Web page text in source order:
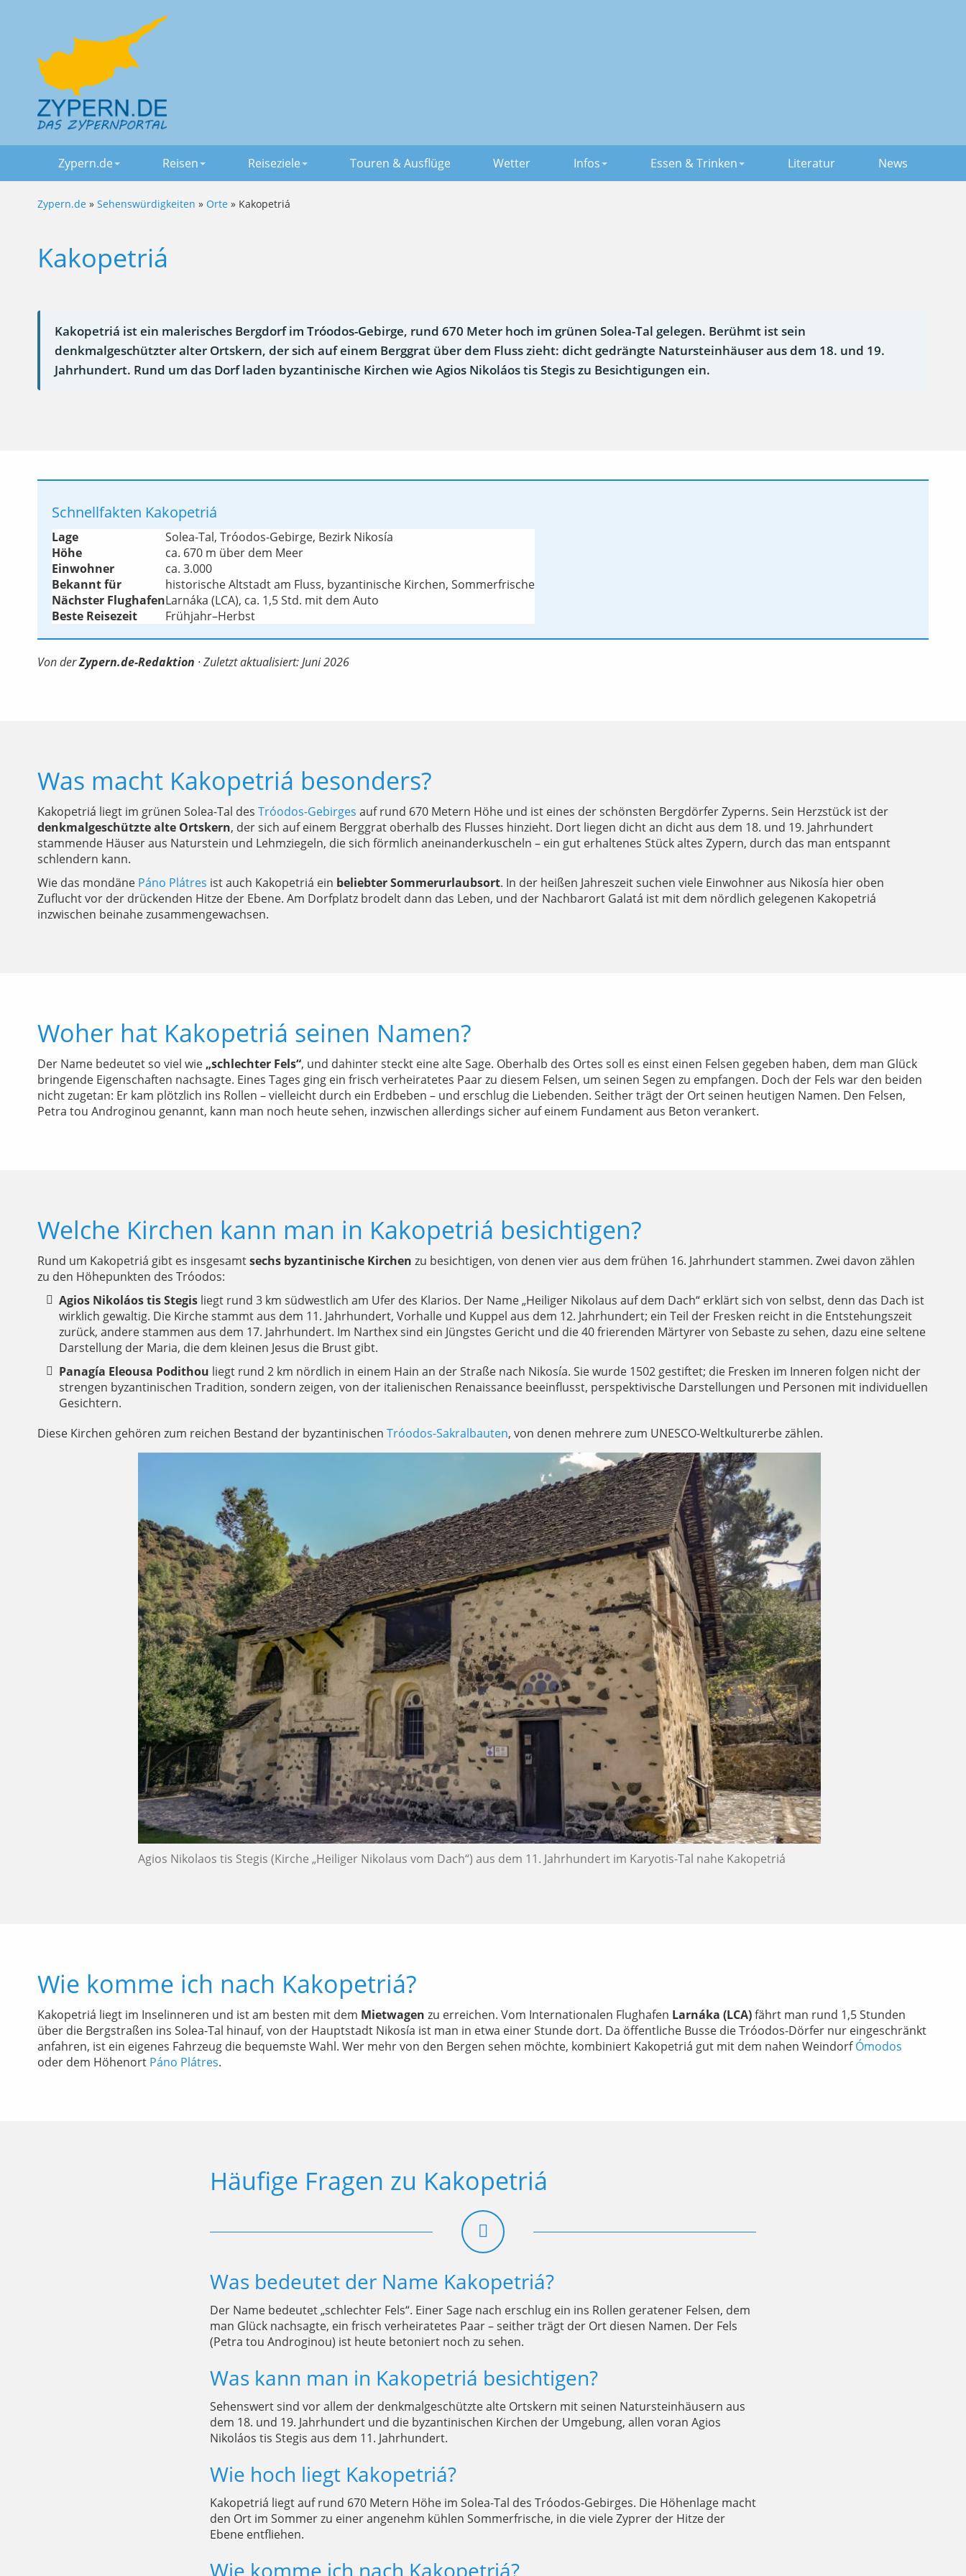
Zypern.de Reisen Reiseziele Touren & Ausflüge Wetter Infos Essen & Trinken Literatur News
Zypern.de » Sehenswürdigkeiten » Orte » Kakopetriá
Kakopetriá
Kakopetriá ist ein malerisches Bergdorf im Tróodos-Gebirge, rund 670 Meter hoch im grünen Solea-Tal gelegen. Berühmt ist sein
denkmalgeschützter alter Ortskern, der sich auf einem Berggrat über dem Fluss zieht: dicht gedrängte Natursteinhäuser aus dem 18. und 19.
Jahrhundert. Rund um das Dorf laden byzantinische Kirchen wie Agios Nikoláos tis Stegis zu Besichtigungen ein.
Schnellfakten Kakopetriá
Lage
Solea-Tal, Tróodos-Gebirge, Bezirk Nikosía
Höhe
ca. 670 m über dem Meer
Einwohner
ca. 3.000
Bekannt für
historische Altstadt am Fluss, byzantinische Kirchen, Sommerfrische
Nächster FlughafenLarnáka (LCA), ca. 1,5 Std. mit dem Auto
Beste Reisezeit
Frühjahr–Herbst
Von derZypern.de-Redaktion · Zuletzt aktualisiert: Juni 2026
Was macht Kakopetriá besonders?
Kakopetriá liegt im grünen Solea-Tal des Tróodos-Gebirges auf rund 670 Metern Höhe und ist eines der schönsten Bergdörfer Zyperns. Sein Herzstück ist der
denkmalgeschützte alte Ortskern, der sich auf einem Berggrat oberhalb des Flusses hinzieht. Dort liegen dicht an dicht aus dem 18. und 19. Jahrhundert
stammende Häuser aus Naturstein und Lehmziegeln, die sich förmlich aneinanderkuscheln – ein gut erhaltenes Stück altes Zypern, durch das man entspannt
schlendern kann.
Wie das mondäne Páno Plátres ist auch Kakopetriá ein beliebter Sommerurlaubsort. In der heißen Jahreszeit suchen viele Einwohner aus Nikosía hier oben
Zuflucht vor der drückenden Hitze der Ebene. Am Dorfplatz brodelt dann das Leben, und der Nachbarort Galatá ist mit dem nördlich gelegenen Kakopetriá
inzwischen beinahe zusammengewachsen.
Woher hat Kakopetriá seinen Namen?
Der Name bedeutet so viel wie „schlechter Fels“, und dahinter steckt eine alte Sage. Oberhalb des Ortes soll es einst einen Felsen gegeben haben, dem man Glück
bringende Eigenschaften nachsagte. Eines Tages ging ein frisch verheiratetes Paar zu diesem Felsen, um seinen Segen zu empfangen. Doch der Fels war den beiden
nicht zugetan: Er kam plötzlich ins Rollen – vielleicht durch ein Erdbeben – und erschlug die Liebenden. Seither trägt der Ort seinen heutigen Namen. Den Felsen,
Petra tou Androginou genannt, kann man noch heute sehen, inzwischen allerdings sicher auf einem Fundament aus Beton verankert.
Welche Kirchen kann man in Kakopetriá besichtigen?
Rund um Kakopetriá gibt es insgesamtsechs byzantinische Kirchen zu besichtigen, von denen vier aus dem frühen 16. Jahrhundert stammen. Zwei davon zählen
zu den Höhepunkten des Tróodos:
Agios Nikoláos tis Stegis liegt rund 3 km südwestlich am Ufer des Klarios. Der Name „Heiliger Nikolaus auf dem Dach“ erklärt sich von selbst, denn das Dach ist
wirklich gewaltig. Die Kirche stammt aus dem 11. Jahrhundert, Vorhalle und Kuppel aus dem 12. Jahrhundert; ein Teil der Fresken reicht in die Entstehungszeit
zurück, andere stammen aus dem 17. Jahrhundert. Im Narthex sind ein Jüngstes Gericht und die 40 frierenden Märtyrer von Sebaste zu sehen, dazu eine seltene
Darstellung der Maria, die dem kleinen Jesus die Brust gibt.
Panagía Eleousa Podithou liegt rund 2 km nördlich in einem Hain an der Straße nach Nikosía. Sie wurde 1502 gestiftet; die Fresken im Inneren folgen nicht der
strengen byzantinischen Tradition, sondern zeigen, von der italienischen Renaissance beeinflusst, perspektivische Darstellungen und Personen mit individuellen
Gesichtern.
Diese Kirchen gehören zum reichen Bestand der byzantinischen Tróodos-Sakralbauten, von denen mehrere zum UNESCO-Weltkulturerbe zählen.
Agios Nikolaos tis Stegis (Kirche „Heiliger Nikolaus vom Dach“) aus dem 11. Jahrhundert im Karyotis-Tal nahe Kakopetriá
Wie komme ich nach Kakopetriá?
Kakopetriá liegt im Inselinneren und ist am besten mit dem Mietwagen zu erreichen. Vom Internationalen Flughafen Larnáka (LCA)fährt man rund 1,5 Stunden
über die Bergstraßen ins Solea-Tal hinauf, von der Hauptstadt Nikosía ist man in etwa einer Stunde dort. Da öffentliche Busse die Tróodos-Dörfer nur eingeschränkt
anfahren, ist ein eigenes Fahrzeug die bequemste Wahl. Wer mehr von den Bergen sehen möchte, kombiniert Kakopetriá gut mit dem nahen WeindorfÓmodos
oder dem Höhenort Páno Plátres.
Häufige Fragen zu Kakopetriá
Was bedeutet der Name Kakopetriá?
Der Name bedeutet „schlechter Fels“. Einer Sage nach erschlug ein ins Rollen geratener Felsen, dem
man Glück nachsagte, ein frisch verheiratetes Paar – seither trägt der Ort diesen Namen. Der Fels
(Petra tou Androginou) ist heute betoniert noch zu sehen.
Was kann man in Kakopetriá besichtigen?
Sehenswert sind vor allem der denkmalgeschützte alte Ortskern mit seinen Natursteinhäusern aus
dem 18. und 19. Jahrhundert und die byzantinischen Kirchen der Umgebung, allen voran Agios
Nikoláos tis Stegis aus dem 11. Jahrhundert.
Wie hoch liegt Kakopetriá?
Kakopetriá liegt auf rund 670 Metern Höhe im Solea-Tal des Tróodos-Gebirges. Die Höhenlage macht
den Ort im Sommer zu einer angenehm kühlen Sommerfrische, in die viele Zyprer der Hitze der
Ebene entfliehen.
Wie komme ich nach Kakopetriá?